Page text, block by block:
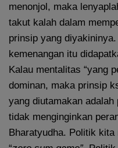
menonjol, maka
takut kalah dalam
prinsip yang
kemenangan itu
Kalau mentalitas “yang
dominan, maka prinsip
yang diutamakan
tidak menginginkan
Bharatyudha. Politik